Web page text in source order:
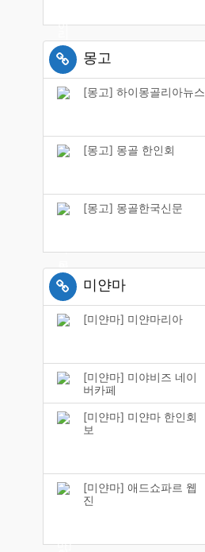
몽고
[몽고] 하이몽골리아뉴스
[몽고] 몽골 한인회
[몽고] 몽골한국신문
미얀마
[미얀마] 미얀마리아
[미얀마] 미야비즈 네이
버카페
[미얀마] 미얀마 한인회
보
[미얀마] 애드쇼파르 웹
진